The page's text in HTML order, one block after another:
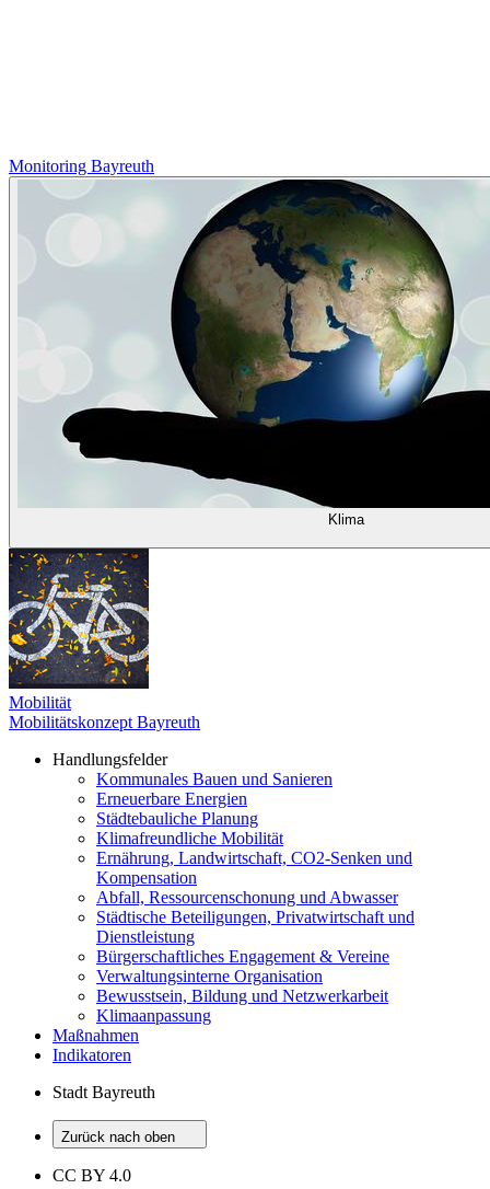
Monitoring Bayreuth
Klima
Mobilität
Mobilitätskonzept Bayreuth
Handlungsfelder
Kommunales Bauen und Sanieren
Erneuerbare Energien
Städtebauliche Planung
Klimafreundliche Mobilität
Ernährung, Landwirtschaft, CO2-Senken und
Kompensation
Abfall, Ressourcenschonung und Abwasser
Städtische Beteiligungen, Privatwirtschaft und
Dienstleistung
Bürgerschaftliches Engagement & Vereine
Verwaltungsinterne Organisation
Bewusstsein, Bildung und Netzwerkarbeit
Klimaanpassung
Maßnahmen
Indikatoren
Stadt Bayreuth
Zurück nach oben
CC BY 4.0